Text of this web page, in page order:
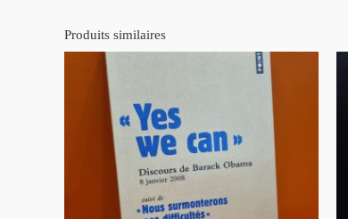
Produits similaires